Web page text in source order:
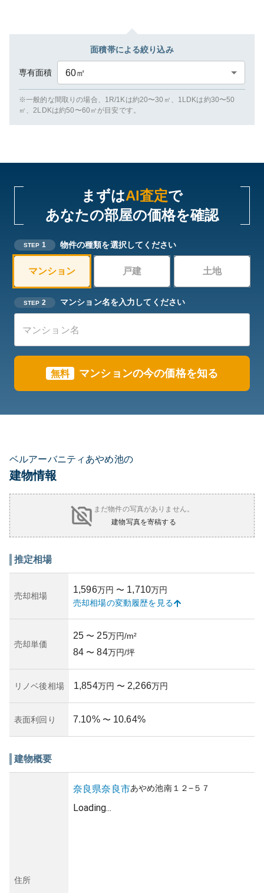
面積帯による絞り込み
専有面積 60㎡
※一般的な間取りの場合、1R/1Kは約20〜30㎡、1LDKは約30〜50
㎡、2LDKは約50〜60㎡が目安です。
まずはAI査定で
あなたの部屋の価格を確認
STEP 1 物件の種類を選択してください
マンション 戸建 土地
STEP 2 マンション名を入力してください
無料 マンションの今の価格を知る
ベルアーバニティあやめ池の
建物情報
まだ物件の写真がありません。
建物写真を寄稿する
推定相場
売却相場
1,596万円 〜 1,710万円
売却相場の変動履歴を見る
売却単価
25 〜 25万円/m²
84 〜 84万円/坪
リノベ後相場 1,854万円 〜 2,266万円
表面利回り 7.10% 〜 10.64%
建物概要
住所
奈良県奈良市あやめ池南１２−５７
Loading...